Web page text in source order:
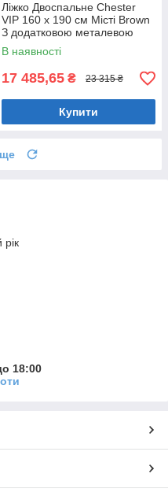
Ліжко Двоспальне Chester
VIP 160 х 190 см Місті Brown
З додатковою металевою
цільнозварною рамою
Коричневий
В наявності
17 485,65 ₴ 23 315 ₴
Купити
рік
18:00